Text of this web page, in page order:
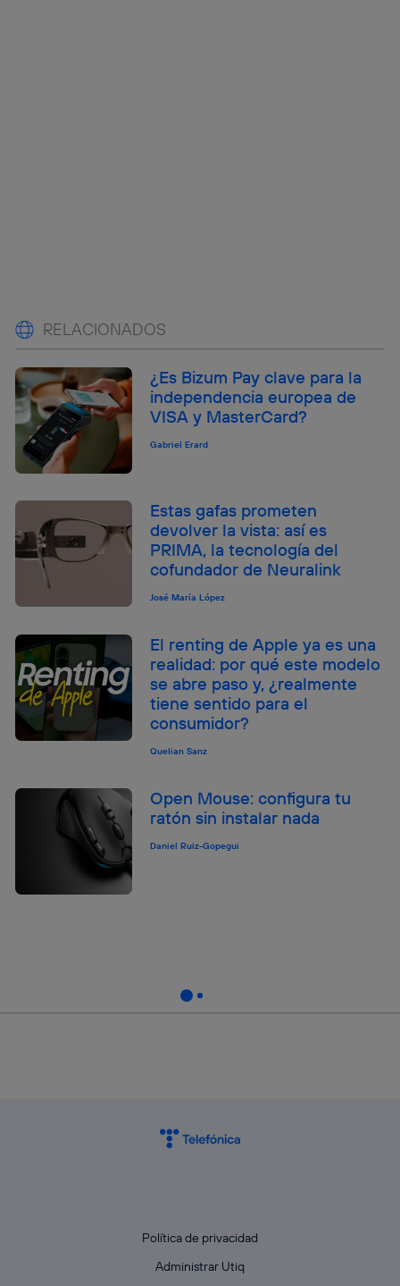
RELACIONADOS
¿Es Bizum Pay clave para la
independencia europea de
VISA y MasterCard?
Gabriel Erard
Estas gafas prometen
devolver la vista: así es
PRIMA, la tecnología del
cofundador de Neuralink
José María López
El renting de Apple ya es una
realidad: por qué este modelo
se abre paso y, ¿realmente
tiene sentido para el
consumidor?
Quelian Sanz
Open Mouse: configura tu
ratón sin instalar nada
Daniel Ruiz-Gopegui
Política de privacidad
Administrar Utiq